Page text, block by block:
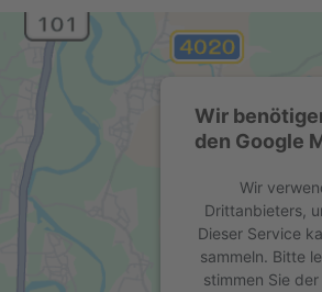
Wir
den Google
Wir
Drittanbieters,
Dieser Service
sammeln. Bitte
stimmen Sie